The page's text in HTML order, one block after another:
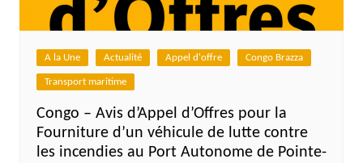
A la Une Actualité Appel d'offre Congo Brazza
Transport maritime
Congo – Avis d’Appel d’Offres pour la
Fourniture d’un véhicule de lutte contre
les incendies au Port Autonome de Pointe-